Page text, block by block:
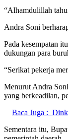
“Alhamdulillah
Andra Soni
Pada kesempatan
dukungan para
“Serikat pekerja
Menurut Andra
yang berkeadilan,
Baca Juga :
Sementara itu,